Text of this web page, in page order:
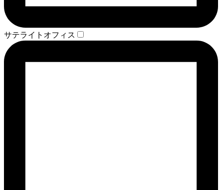
サテライトオフィス